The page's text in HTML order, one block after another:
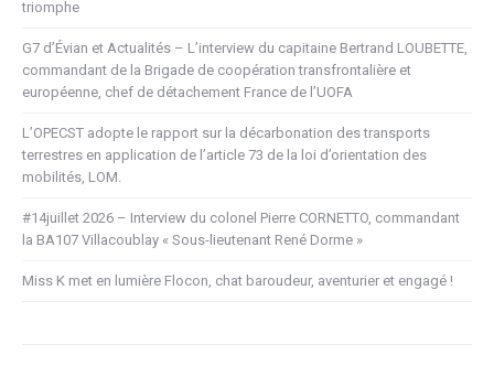
triomphe
G7 d’Évian et Actualités – L’interview du capitaine Bertrand LOUBETTE,
commandant de la Brigade de coopération transfrontalière et
européenne, chef de détachement France de l’UOFA
L’OPECST adopte le rapport sur la décarbonation des transports
terrestres en application de l’article 73 de la loi d’orientation des
mobilités, LOM.
#14juillet 2026 – Interview du colonel Pierre CORNETTO, commandant
la BA107 Villacoublay « Sous-lieutenant René Dorme »
Miss K met en lumière Flocon, chat baroudeur, aventurier et engagé !